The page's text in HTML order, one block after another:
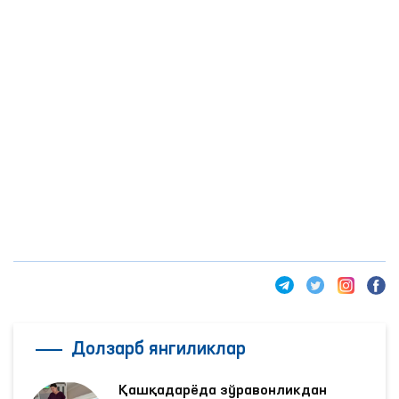
Долзарб янгиликлар
Қашқадарёда зўравонликдан